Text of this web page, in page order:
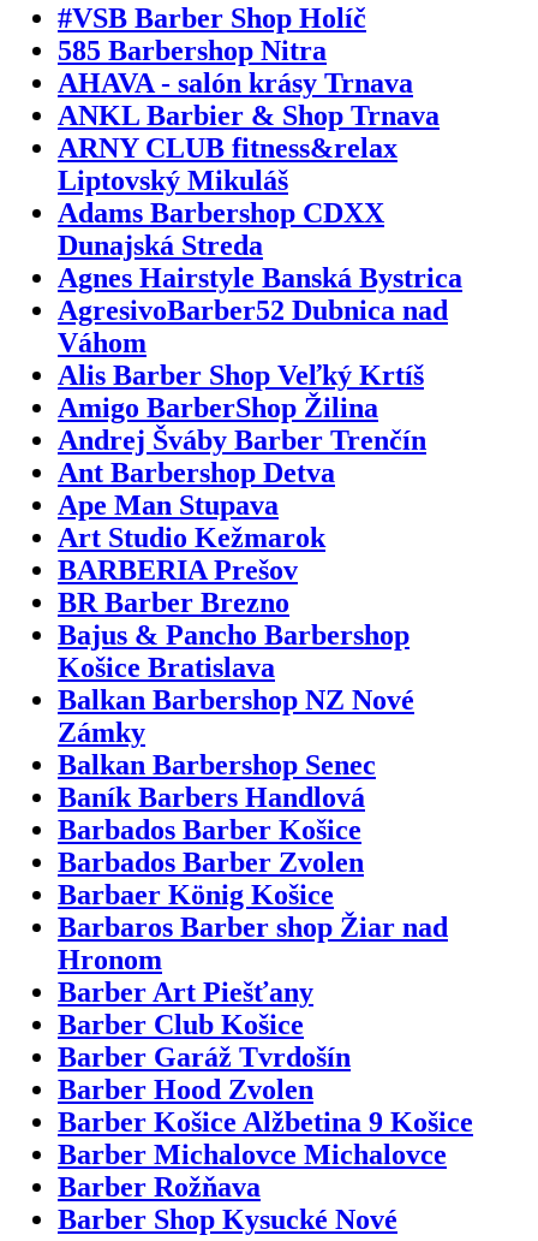
#VSB Barber Shop Holíč
585 Barbershop Nitra
AHAVA - salón krásy Trnava
ANKL Barbier & Shop Trnava
ARNY CLUB fitness&relax
Liptovský Mikuláš
Adams Barbershop CDXX
Dunajská Streda
Agnes Hairstyle Banská Bystrica
AgresivoBarber52 Dubnica nad
Váhom
Alis Barber Shop Veľký Krtíš
Amigo BarberShop Žilina
Andrej Šváby Barber Trenčín
Ant Barbershop Detva
Ape Man Stupava
Art Studio Kežmarok
BARBERIA Prešov
BR Barber Brezno
Bajus & Pancho Barbershop
Košice Bratislava
Balkan Barbershop NZ Nové
Zámky
Balkan Barbershop Senec
Baník Barbers Handlová
Barbados Barber Košice
Barbados Barber Zvolen
Barbaer König Košice
Barbaros Barber shop Žiar nad
Hronom
Barber Art Piešťany
Barber Club Košice
Barber Garáž Tvrdošín
Barber Hood Zvolen
Barber Košice Alžbetina 9 Košice
Barber Michalovce Michalovce
Barber Rožňava
Barber Shop Kysucké Nové